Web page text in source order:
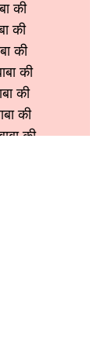
की
की
की
की
की
की
की